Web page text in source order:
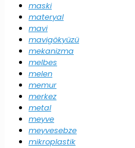
maski
materyal
mavi
mavigökyüzü
mekanizma
melbes
melen
memur
merkez
metal
meyve
meyvesebze
mikroplastik